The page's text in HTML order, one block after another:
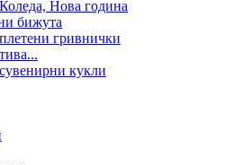
Нова година
бижута
гривнички
кукли